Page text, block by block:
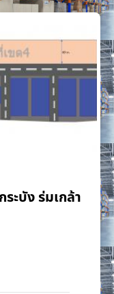
ระบัง​ ร่มเกล้า